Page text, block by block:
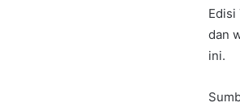
dan
ini.